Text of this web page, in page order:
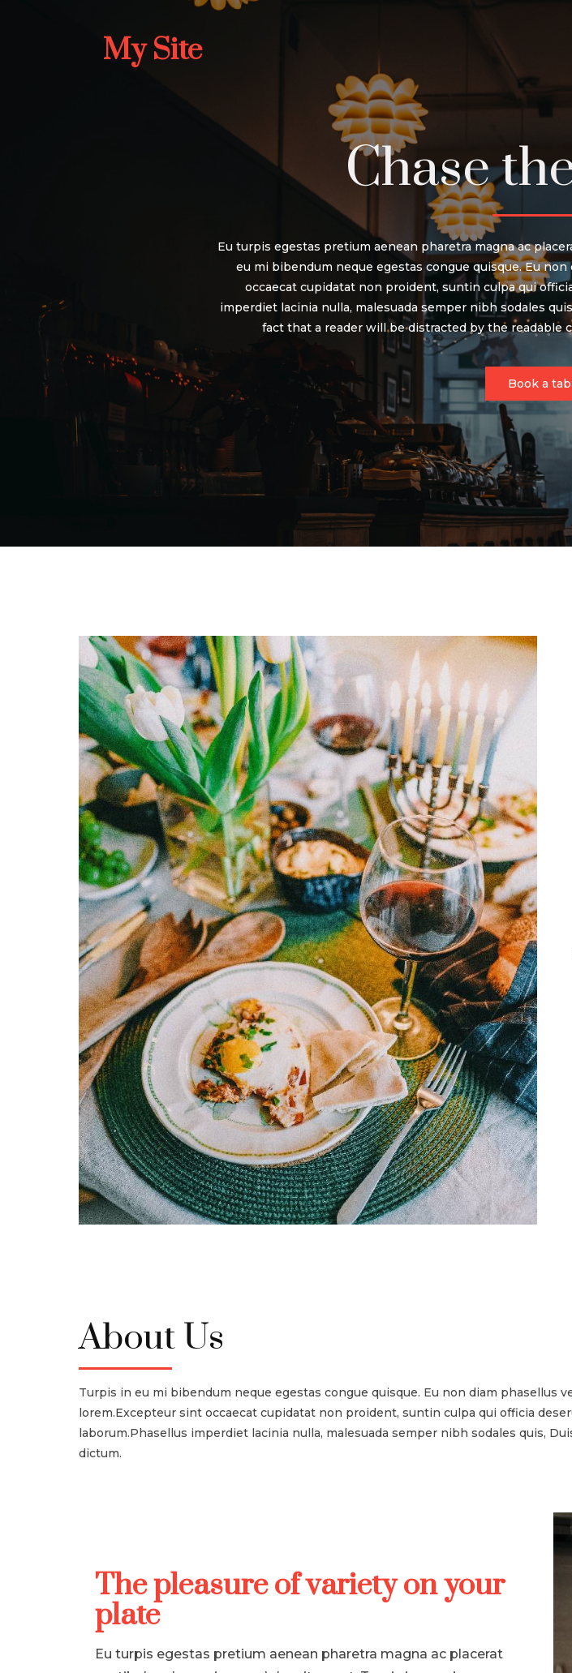
My Site
Chase
Eu turpis egestas pretium aenean pharetra magna ac
eu mi bibendum neque egestas congue quisque. Eu
occaecat cupidatat non proident, suntin culpa qui
imperdiet lacinia nulla, malesuada semper nibh sodales
fact that a reader will be distracted by the readable
Book a
About Us
Turpis in eu mi bibendum neque egestas congue quisque. Eu non diam phasellus
lorem.Excepteur sint occaecat cupidatat non proident, suntin culpa qui officia
laborum.Phasellus imperdiet lacinia nulla, malesuada semper nibh sodales quis,
dictum.
The pleasure of variety on your
plate
Eu turpis egestas pretium aenean pharetra magna ac placerat